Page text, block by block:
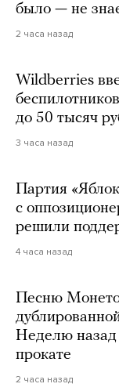
было — не
2 часа назад
Wildberries
до 50 тысяч
3 часа назад
Партия
с
решили
4 часа назад
Песню
Неделю назад
прокате
2 часа назад